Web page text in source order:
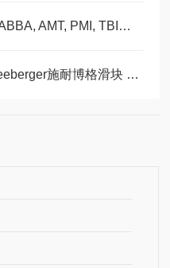
机床自动化轴承配件HIWIN, ABBA, AMT, PMI, TBI滑块导轨丝杠
MRW65B/MRB65瑞士Schneeberger施耐博格滑块 导轨